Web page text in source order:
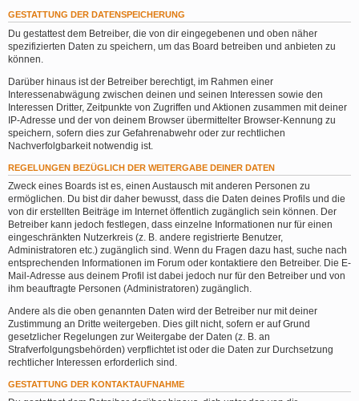
GESTATTUNG DER DATENSPEICHERUNG
Du gestattest dem Betreiber, die von dir eingegebenen und oben näher
spezifizierten Daten zu speichern, um das Board betreiben und anbieten zu
können.
Darüber hinaus ist der Betreiber berechtigt, im Rahmen einer
Interessenabwägung zwischen deinen und seinen Interessen sowie den
Interessen Dritter, Zeitpunkte von Zugriffen und Aktionen zusammen mit deiner
IP-Adresse und der von deinem Browser übermittelter Browser-Kennung zu
speichern, sofern dies zur Gefahrenabwehr oder zur rechtlichen
Nachverfolgbarkeit notwendig ist.
REGELUNGEN BEZÜGLICH DER WEITERGABE DEINER DATEN
Zweck eines Boards ist es, einen Austausch mit anderen Personen zu
ermöglichen. Du bist dir daher bewusst, dass die Daten deines Profils und die
von dir erstellten Beiträge im Internet öffentlich zugänglich sein können. Der
Betreiber kann jedoch festlegen, dass einzelne Informationen nur für einen
eingeschränkten Nutzerkreis (z. B. andere registrierte Benutzer,
Administratoren etc.) zugänglich sind. Wenn du Fragen dazu hast, suche nach
entsprechenden Informationen im Forum oder kontaktiere den Betreiber. Die E-
Mail-Adresse aus deinem Profil ist dabei jedoch nur für den Betreiber und von
ihm beauftragte Personen (Administratoren) zugänglich.
Andere als die oben genannten Daten wird der Betreiber nur mit deiner
Zustimmung an Dritte weitergeben. Dies gilt nicht, sofern er auf Grund
gesetzlicher Regelungen zur Weitergabe der Daten (z. B. an
Strafverfolgungsbehörden) verpflichtet ist oder die Daten zur Durchsetzung
rechtlicher Interessen erforderlich sind.
GESTATTUNG DER KONTAKTAUFNAHME